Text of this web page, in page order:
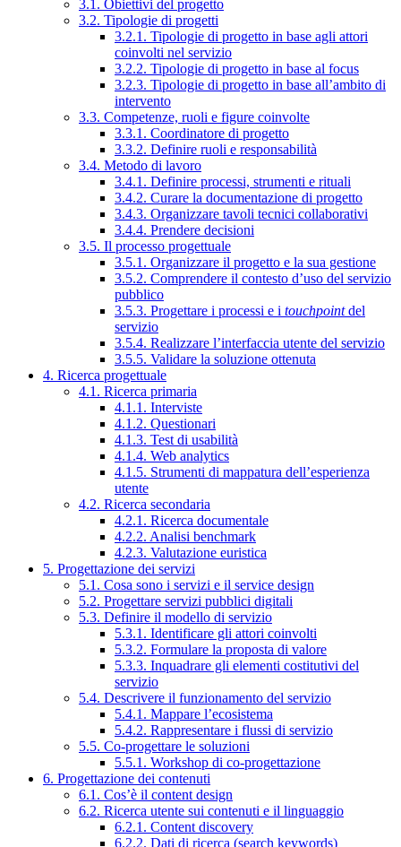
3.1. Obiettivi del progetto
3.2. Tipologie di progetti
3.2.1. Tipologie di progetto in base agli attori
coinvolti nel servizio
3.2.2. Tipologie di progetto in base al focus
3.2.3. Tipologie di progetto in base all’ambito di
intervento
3.3. Competenze, ruoli e figure coinvolte
3.3.1. Coordinatore di progetto
3.3.2. Definire ruoli e responsabilità
3.4. Metodo di lavoro
3.4.1. Definire processi, strumenti e rituali
3.4.2. Curare la documentazione di progetto
3.4.3. Organizzare tavoli tecnici collaborativi
3.4.4. Prendere decisioni
3.5. Il processo progettuale
3.5.1. Organizzare il progetto e la sua gestione
3.5.2. Comprendere il contesto d’uso del servizio
pubblico
3.5.3. Progettare i processi e i touchpointdel
servizio
3.5.4. Realizzare l’interfaccia utente del servizio
3.5.5. Validare la soluzione ottenuta
4. Ricerca progettuale
4.1. Ricerca primaria
4.1.1. Interviste
4.1.2. Questionari
4.1.3. Test di usabilità
4.1.4. Web analytics
4.1.5. Strumenti di mappatura dell’esperienza
utente
4.2. Ricerca secondaria
4.2.1. Ricerca documentale
4.2.2. Analisi benchmark
4.2.3. Valutazione euristica
5. Progettazione dei servizi
5.1. Cosa sono i servizi e il service design
5.2. Progettare servizi pubblici digitali
5.3. Definire il modello di servizio
5.3.1. Identificare gli attori coinvolti
5.3.2. Formulare la proposta di valore
5.3.3. Inquadrare gli elementi costitutivi del
servizio
5.4. Descrivere il funzionamento del servizio
5.4.1. Mappare l’ecosistema
5.4.2. Rappresentare i flussi di servizio
5.5. Co-progettare le soluzioni
5.5.1. Workshop di co-progettazione
6. Progettazione dei contenuti
6.1. Cos’è il content design
6.2. Ricerca utente sui contenuti e il linguaggio
6.2.1. Content discovery
6.2.2. Dati di ricerca (search keywords)